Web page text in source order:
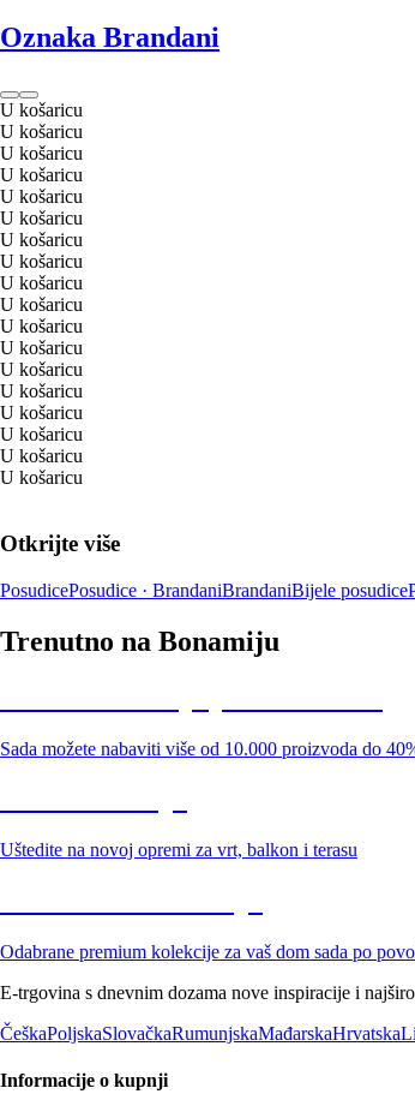
Oznaka Brandani
U košaricu
U košaricu
U košaricu
U košaricu
U košaricu
U košaricu
U košaricu
U košaricu
U košaricu
U košaricu
U košaricu
U košaricu
U košaricu
U košaricu
U košaricu
U košaricu
U košaricu
U košaricu
Otkrijte više
PosudicePosudice · BrandaniBrandaniBijele posudice
Trenutno na Bonamiju
Sada možete nabaviti više od 10.000 proizvoda do
Uštedite na novoj opremi za vrt, balkon i terasu
Odabrane premium kolekcije za vaš dom sada po
E-trgovina s dnevnim dozama nove inspiracije i
ČeškaPoljskaSlovačkaRumunjskaMađarskaHrvatska
Informacije o kupnji